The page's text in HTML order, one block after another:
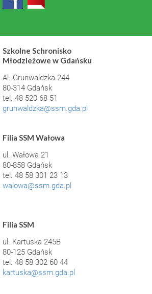
Szkolne Schronisko
Młodzieżowe w Gdańsku
Al. Grunwaldzka 244
80-314 Gdańsk
tel. 48 520 68 51
grunwaldzka@ssm.gda.pl
Filia SSM Wałowa
ul. Wałowa 21
80-858 Gdańsk
tel. 48 58 301 23 13
walowa@ssm.gda.pl
Filia SSM
ul. Kartuska 245B
80-125 Gdańsk
tel. 48 58 302 60 44
kartuska@ssm.gda.pl